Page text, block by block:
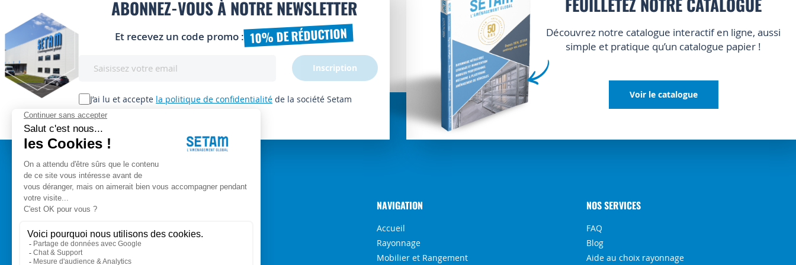
ABONNEZ-VOUS À NOTRE NEWSLETTER
Et recevez un code promo : 10% DE RÉDUCTION
lettre
d’information
:
J’ai lu et accepte la politique de confidentialité de la société Setam
Inscription
Découvrez notre catalogue interactif en ligne, aussi
simple et pratique qu’un catalogue papier !
Voir le catalogue
Setam Siège Social
153, rue de L'Arve
74950 SCIONZIER
Qui sommes-nous ?
NAVIGATION
Accueil
Rayonnage
Mobilier et Rangement
NOS SERVICES
FAQ
Blog
Aide au choix rayonnage